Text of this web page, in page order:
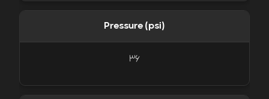
Pressure (psi)
36